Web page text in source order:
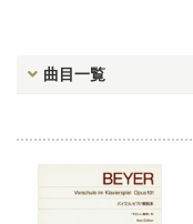
曲目一覧